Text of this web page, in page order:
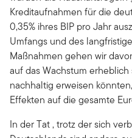
Kreditaufnahmen für die
0,35% ihres BIP pro Jahr
Umfangs und des
Maßnahmen gehen wir
auf das Wachstum
nachhaltig erweisen
Effekten auf die gesamte
In der Tat , trotz der sich